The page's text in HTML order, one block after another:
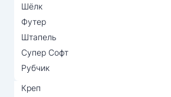
Шёлк
Футер
Штапель
Супер Софт
Рубчик
Креп